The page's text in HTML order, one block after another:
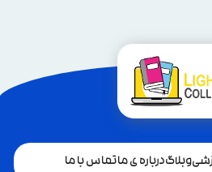
وبلاگدرباره ی ماتماس با ما